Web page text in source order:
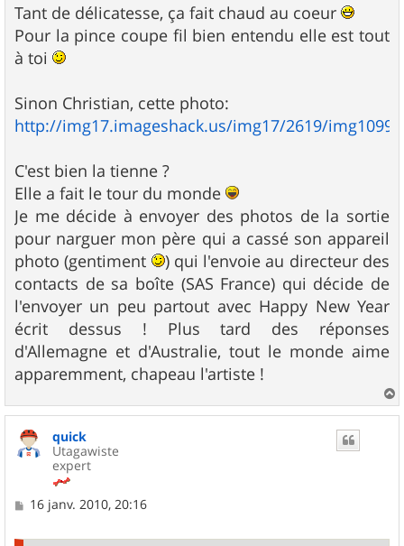
s
s
a
g
e
Tant de délicatesse, ça fait chaud au coeur
Pour la pince coupe fil bien entendu elle est tout
à toi
Sinon Christian, cette photo:
http://img17.imageshack.us/img17/2619/
C'est bien la tienne ?
Elle a fait le tour du monde
Je me décide à envoyer des photos de la sortie
pour narguer mon père qui a cassé son appareil
photo (gentiment
) qui l'envoie au directeur des
contacts de sa boîte (SAS France) qui décide de
l'envoyer un peu partout avec Happy New Year
écrit dessus ! Plus tard des réponses
d'Allemagne et d'Australie, tout le monde aime
apparemment, chapeau l'artiste !
a
quick
Utagawiste
expert
M16 janv. 2010, 20:16